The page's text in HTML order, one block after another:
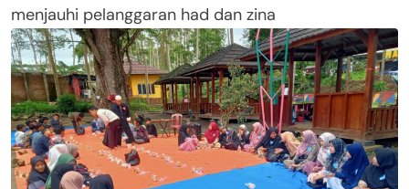
menjauhi pelanggaran had dan zina